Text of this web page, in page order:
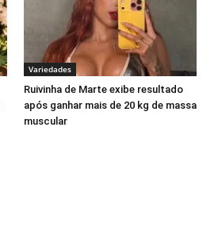
Variedades
Ruivinha de Marte exibe resultado
após ganhar mais de 20 kg de massa
muscular